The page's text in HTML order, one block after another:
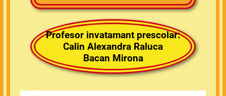
Profesor invatamant prescolar:
Calin Alexandra Raluca
Bacan Mirona